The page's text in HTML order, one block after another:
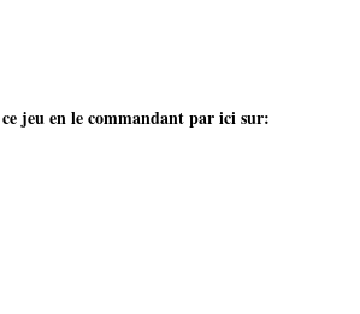
jeu en le commandant par ici sur: